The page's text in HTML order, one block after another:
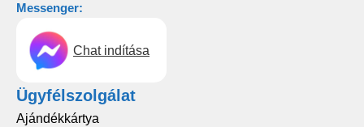
Messenger:
Chat indítása
Ügyfélszolgálat
Ajándékkártya